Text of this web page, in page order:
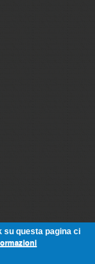
su questa pagina ci